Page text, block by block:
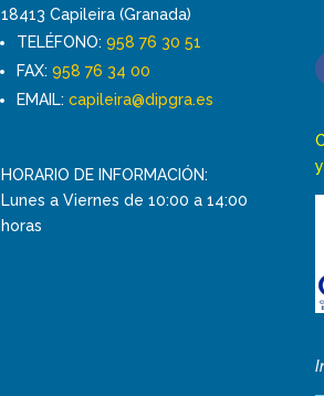
18413 Capileira (Granada)
TELÉFONO:958 76 30 51
FAX:958 76 34 00
EMAIL:capileira@dipgra.es
HORARIO DE INFORMACIÓN:
Lunes a Viernes de 10:00 a 14:00
horas